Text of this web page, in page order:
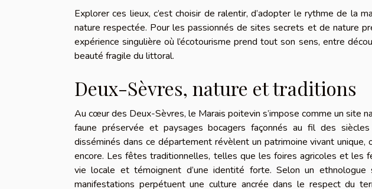
Explorer ces lieux, c’est choisir de ralentir, d’adopter le rythme de la
nature respectée. Pour les passionnés de sites secrets et de nature
expérience singulière où l’écotourisme prend tout son sens, entre
beauté fragile du littoral.
Deux-Sèvres, nature et traditions
Au cœur des Deux-Sèvres, le Marais poitevin s’impose comme un site
faune préservée et paysages bocagers façonnés au fil des
disséminés dans ce département révèlent un patrimoine vivant
encore. Les fêtes traditionnelles, telles que les foires agricoles et les
vie locale et témoignent d’une identité forte. Selon un ethnologue
manifestations perpétuent une culture ancrée dans le respect du